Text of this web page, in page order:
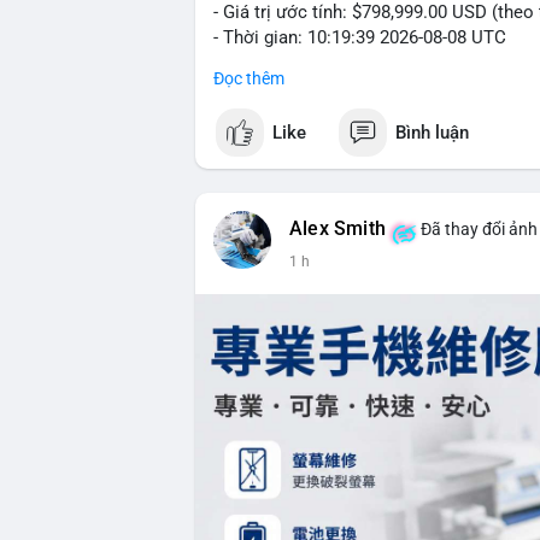
- Giá trị ước tính: $798,999.00 USD (theo
- Thời gian: 10:19:39 2026-08-08 UTC
Nhận định phân tích: Giao dịch gần 800
không phải lệnh bán khẩn cấp. Nếu
trữ dài hạn, tạo lực đỡ tâm lý tích cực
Lời khuyên: Nhà đầu tư nhỏ lẻ nên
đủ tạo áp lực bán lớn, không cần hoảng
tập trung trong 24 giờ tới.
Đọc thêm
Like Bình luận
Alex Smith Đã thay đổi
1 h